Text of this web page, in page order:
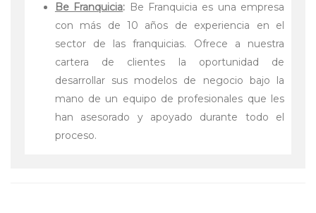
Be Franquicia: Be Franquicia es una empresa
con más de 10 años de experiencia en el
sector de las franquicias. Ofrece a nuestra
cartera de clientes la oportunidad de
desarrollar sus modelos de negocio bajo la
mano de un equipo de profesionales que les
han asesorado y apoyado durante todo el
proceso.